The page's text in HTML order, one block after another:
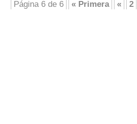
Página 6 de 6 « Primera « 2